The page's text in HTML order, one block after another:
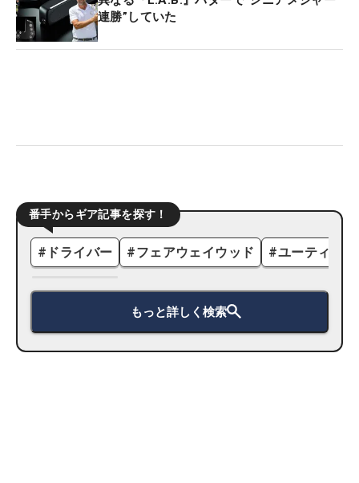
連勝”していた
番手からギア記事を探す！
# ドライバー #フェアウェイウッド #ユーティリ
もっと詳しく検索